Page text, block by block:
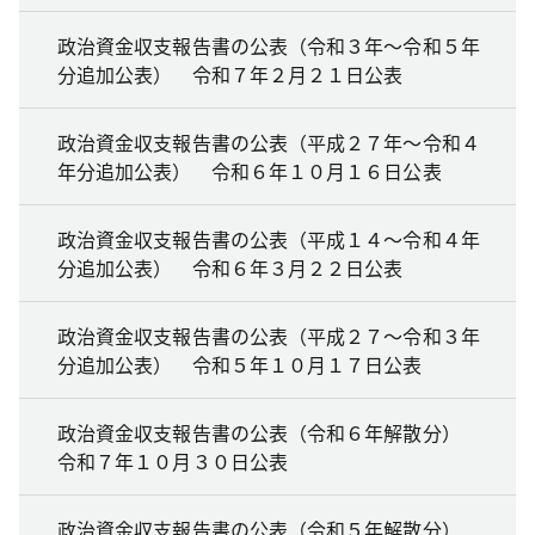
政治資金収支報告書の公表（令和３年～令和５年
分追加公表） 令和７年２月２１日公表
政治資金収支報告書の公表（平成２７年～令和４
年分追加公表） 令和６年１０月１６日公表
政治資金収支報告書の公表（平成１４～令和４年
分追加公表） 令和６年３月２２日公表
政治資金収支報告書の公表（平成２７～令和３年
分追加公表） 令和５年１０月１７日公表
政治資金収支報告書の公表（令和６年解散分）
令和７年１０月３０日公表
政治資金収支報告書の公表（令和５年解散分）